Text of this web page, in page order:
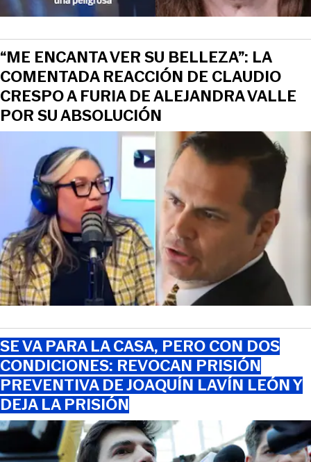
“ME ENCANTA VER SU BELLEZA”: LA
COMENTADA REACCIÓN DE CLAUDIO
CRESPO A FURIA DE ALEJANDRA VALLE
POR SU ABSOLUCIÓN
SE VA PARA LA CASA, PERO CON DOS
CONDICIONES: REVOCAN PRISIÓN
PREVENTIVA DE JOAQUÍN LAVÍN LEÓN Y
DEJA LA PRISIÓN